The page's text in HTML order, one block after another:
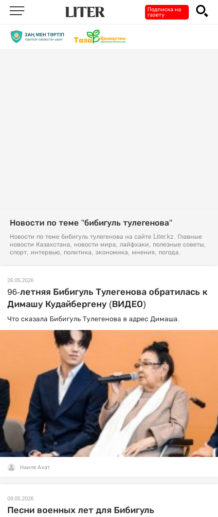
Подписка на
газету
Новости по теме "бибигуль тулегенова"
Новости по теме бибигуль тулегенова на сайте Liter.kz. Главные
новости Казахстана, новости мира, лайфхаки, полезные советы,
спорт, интервью, политика, экономика, мнения, погода.
26.05.2026
96-летняя Бибигуль Тулегенова обратилась к
Димашу Кудайбергену (ВИДЕО)
Что сказала Бибигуль Тулегенова в адрес Димаша.
Наиля Ахат
09.05.2026
Песни военных лет для Бибигуль